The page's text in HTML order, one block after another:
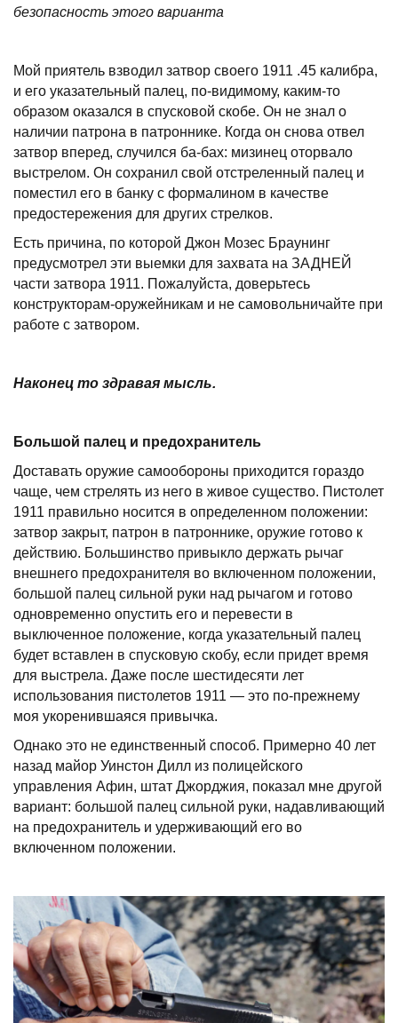
безопасность этого варианта
Мой приятель взводил затвор своего 1911 .45 калибра,
и его указательный палец, по-видимому, каким-то
образом оказался в спусковой скобе. Он не знал о
наличии патрона в патроннике. Когда он снова отвел
затвор вперед, случился ба-бах: мизинец оторвало
выстрелом. Он сохранил свой отстреленный палец и
поместил его в банку с формалином в качестве
предостережения для других стрелков.
Есть причина, по которой Джон Мозес Браунинг
предусмотрел эти выемки для захвата на ЗАДНЕЙ
части затвора 1911. Пожалуйста, доверьтесь
конструкторам-оружейникам и не самовольничайте при
работе с затвором.
Наконец то здравая мысль.
Большой палец и предохранитель
Доставать оружие самообороны приходится гораздо
чаще, чем стрелять из него в живое существо. Пистолет
1911 правильно носится в определенном положении:
затвор закрыт, патрон в патроннике, оружие готово к
действию. Большинство привыкло держать рычаг
внешнего предохранителя во включенном положении,
большой палец сильной руки над рычагом и готовo
одновременно опустить его и перевести в
выключенное положение, когда указательный палец
будет вставлен в спусковую скобу, если придет время
для выстрела. Даже после шестидесяти лет
использования пистолетов 1911 — это по-прежнему
моя укоренившаяся привычка.
Однако это не единственный способ. Примерно 40 лет
назад майор Уинстон Дилл из полицейского
управления Афин, штат Джорджия, показал мне другой
вариант: большой палец сильной руки, надавливающий
на предохранитель и удерживающий его во
включенном положении.